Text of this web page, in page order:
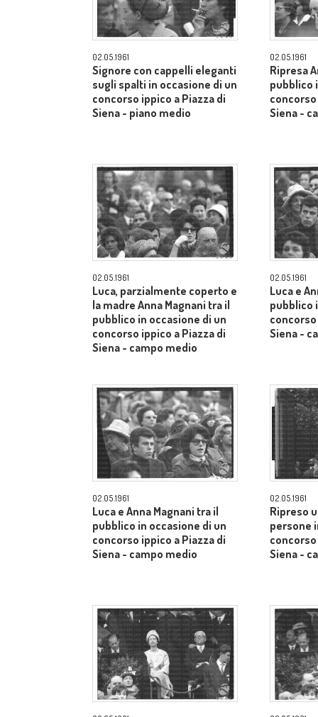
02.05.1961
Signore con cappelli eleganti
sugli spalti in occasione di un
concorso ippico a Piazza di
Siena - piano medio
02.05.1961
Ripresa
pubblico
Siena -
02.05.1961
Luca, parzialmente coperto e
la madre Anna Magnani tra il
pubblico in occasione di un
concorso ippico a Piazza di
Siena - campo medio
02.05.1961
Luca e
pubblico
Siena -
02.05.1961
Luca e Anna Magnani tra il
pubblico in occasione di un
concorso ippico a Piazza di
Siena - campo medio
02.05.1961
Ripreso
persone
Siena -